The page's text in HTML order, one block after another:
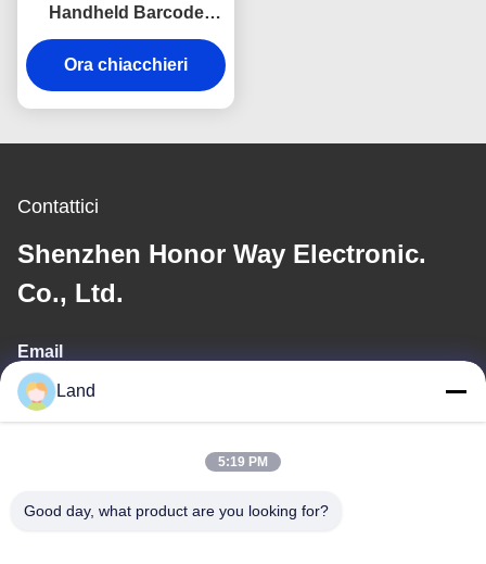
Handheld Barcode
Scanner Trasmissione
rapida con batteria da
2600mAH
Ora chiacchieri
Contattici
Shenzhen Honor Way Electronic.
Co., Ltd.
Email
land@szhw-tech.com
Indirizzo
Land
5:19 PM
Good day, what product are you looking for?